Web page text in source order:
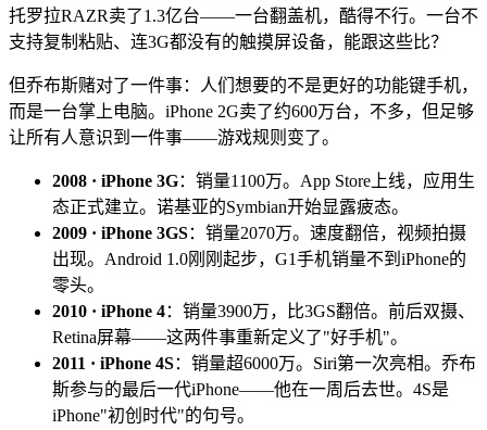
托罗拉RAZR卖了1.3亿台——一台翻盖机，酷得不行。一台不
支持复制粘贴、连3G都没有的触摸屏设备，能跟这些比？
但乔布斯赌对了一件事：人们想要的不是更好的功能键手机，
而是一台掌上电脑。iPhone 2G卖了约600万台，不多，但足够
让所有人意识到一件事——游戏规则变了。
2008 · iPhone 3G：销量1100万。App Store上线，应用生
态正式建立。诺基亚的Symbian开始显露疲态。
2009 · iPhone 3GS：销量2070万。速度翻倍，视频拍摄
出现。Android 1.0刚刚起步，G1手机销量不到iPhone的
零头。
2010 · iPhone 4：销量3900万，比3GS翻倍。前后双摄、
Retina屏幕——这两件事重新定义了"好手机"。
2011 · iPhone 4S：销量超6000万。Siri第一次亮相。乔布
斯参与的最后一代iPhone——他在一周后去世。4S是
iPhone"初创时代"的句号。